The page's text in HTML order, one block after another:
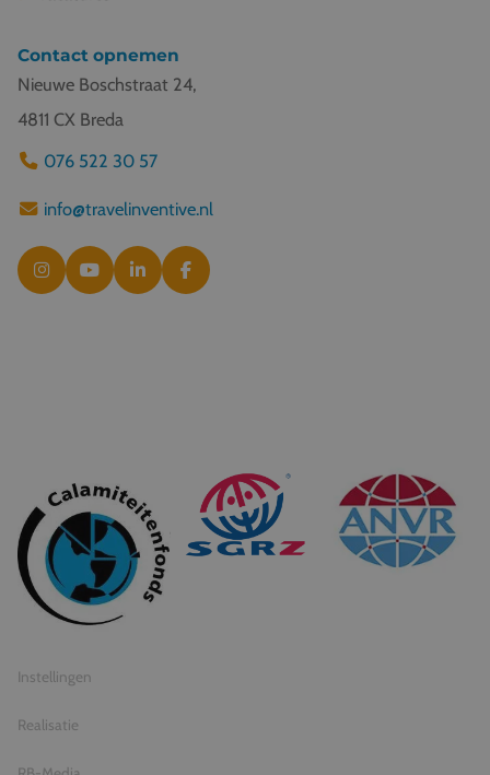
Contact opnemen
Nieuwe Boschstraat 24,
4811 CX Breda
076 522 30 57
info@travelinventive.nl
© 2026 Travel Inventive
Algemene voorwaarden
Privacy statement
Instellingen
Realisatie